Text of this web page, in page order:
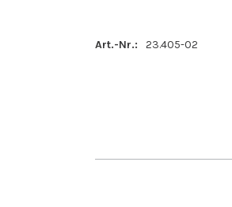
Art.-Nr.: 23.405-02